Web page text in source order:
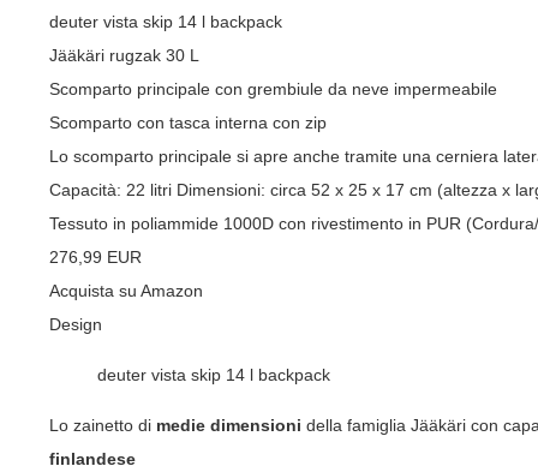
deuter vista skip 14 l backpack
Jääkäri rugzak 30 L
Scomparto principale con grembiule da neve impermeabile
Scomparto con tasca interna con zip
Lo scomparto principale si apre anche tramite una cerniera
Capacità: 22 litri Dimensioni: circa 52 x 25 x 17 cm (altezza x
Tessuto in poliammide 1000D con rivestimento in PUR
276,99 EUR
Acquista su Amazon
Design
deuter vista skip 14 l backpack
Lo zainetto di medie dimensioni della famiglia Jääkäri con
finlandese